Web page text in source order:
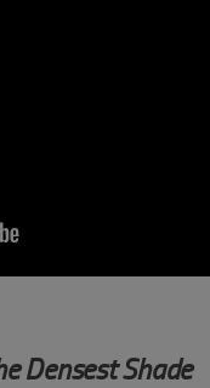
Densest Shade